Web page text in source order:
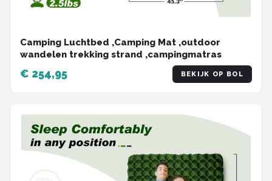
Camping Luchtbed ,Camping Mat ,outdoor
wandelen trekking strand ,campingmatras
€ 254,95 BEKIJK OP BOL